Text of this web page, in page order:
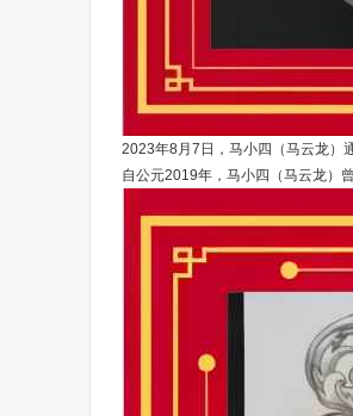
2023年8月7日，马小四（马云龙）
自公元2019年，马小四（马云龙）